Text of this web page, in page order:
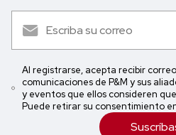
Al registrarse, acepta recibir
comunicaciones de P&M y sus
y eventos que ellos consideren
Puede retirar su consentimiento